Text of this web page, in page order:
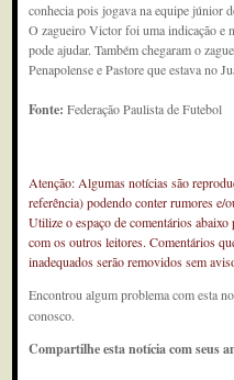
conhecia pois jogava na equipe júnior
O zagueiro Victor foi uma indicação e
pode ajudar. Também chegaram o
Penapolense e Pastore que estava no
Fonte:Federação Paulista de Futebol
Atenção: Algumas notícias são
referência) podendo conter rumores e/
Utilize o espaço de comentários
com os outros leitores. Comentários
inadequados serão removidos sem
Encontrou algum problema com esta
conosco.
Compartilhe esta notícia com seus